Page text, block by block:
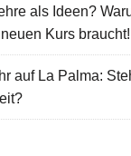
als Ideen?
Kurs braucht!
auf La Palma: